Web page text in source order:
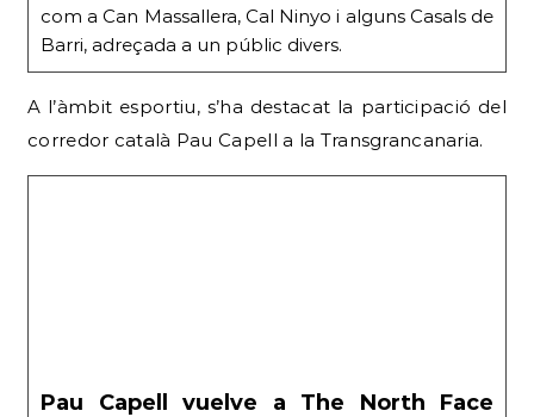
com a Can Massallera, Cal Ninyo i alguns Casals de
Barri, adreçada a un públic divers.
A l’àmbit esportiu, s’ha destacat la participació del
corredor català Pau Capell a la Transgrancanaria.
Pau Capell vuelve a The North Face